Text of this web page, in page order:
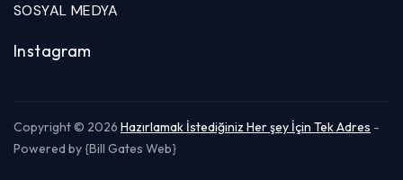
SOSYAL MEDYA
Instagram
Copyright © 2026 Hazırlamak İstediğiniz Her şey İçin Tek Adres -
Powered by {Bill Gates Web}